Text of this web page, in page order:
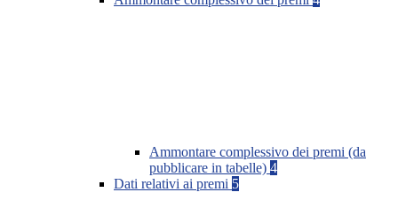
Ammontare complessivo dei premi (da
pubblicare in tabelle) 4
Dati relativi ai premi 5